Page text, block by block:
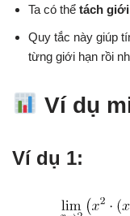
Ta có thể tách
Quy tắc này giúp
từng giới hạn rồi
Ví dụ
Ví dụ 1: